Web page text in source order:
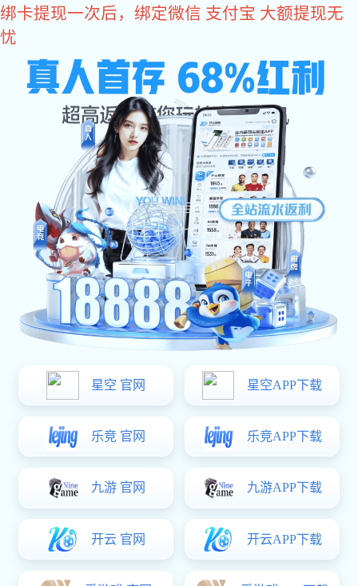
VSport体育
产品
信号调理
数据转换器
触觉反馈
MCU
计算机及周边
VSport体育:CSC2E101(E2101)
VSport体育:压力式触控板HapticPad